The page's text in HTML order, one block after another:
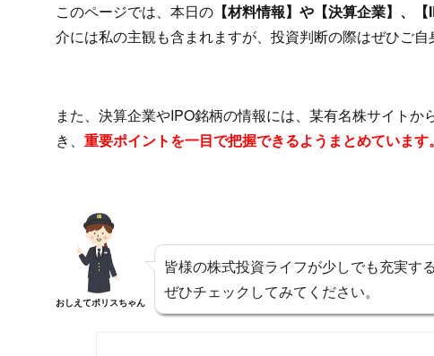
このページでは、本日の 【材料情報】や【決算企業】、【
介には私の主観も含まれますが、投資判断の際はぜひご自
また、決算企業やIPO銘柄の情報には、某有名株サイト
き、 重要ポイントを一目で把握できるようまとめています。
おしえてポリスちゃん
皆様の株式投資ライフが少しでも充実す
ぜひチェックしてみてください。